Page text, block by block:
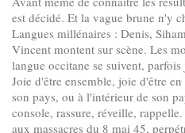
est décidé. Et la vague brune n'y
Langues millénaires : Denis,
Vincent montent sur scène. Les
langue occitane se suivent,
Joie d'être ensemble, joie d'être
son pays, ou à l'intérieur de son
console, rassure, réveille,
aux massacres du 8 mai 45,